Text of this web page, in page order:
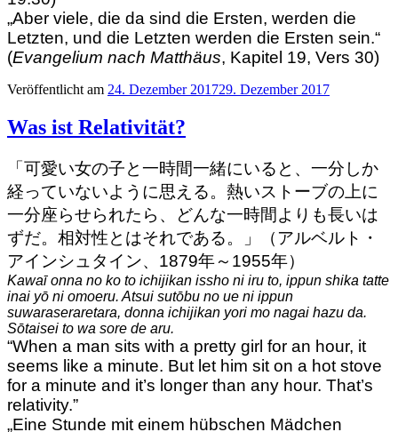
„Aber viele, die da sind die Ersten, werden die
Letzten, und die Letzten werden die Ersten sein.“
(Evangelium nach Matthäus, Kapitel 19, Vers 30)
Veröffentlicht am 24. Dezember 201729. Dezember 2017
Was ist Relativität?
「可愛い女の子と一時間一緒にいると、一分しか
経っていないように思える。熱いストーブの上に
一分座らせられたら、どんな一時間よりも長いは
ずだ。相対性とはそれである。」（アルベルト・
アインシュタイン、1879年～1955年）
Kawaī onna no ko to ichijikan issho ni iru to, ippun shika tatte
inai yō ni omoeru. Atsui sutōbu no ue ni ippun
suwaraseraretara, donna ichijikan yori mo nagai hazu da.
Sōtaisei to wa sore de aru.
“When a man sits with a pretty girl for an hour, it
seems like a minute. But let him sit on a hot stove
for a minute and it’s longer than any hour. That’s
relativity.”
„Eine Stunde mit einem hübschen Mädchen